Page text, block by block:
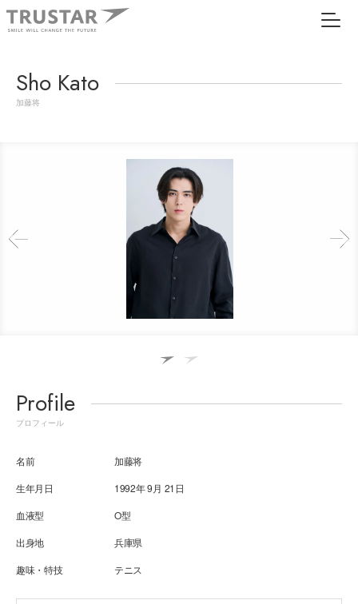
Sho Kato
加藤将
Profile
プロフィール
名前
加藤将
生年月日
1992年 9月 21日
血液型
O型
出身地
兵庫県
趣味・特技
テニス